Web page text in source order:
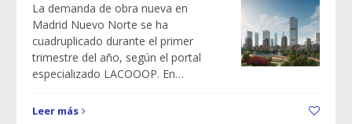
La demanda de obra nueva en
Madrid Nuevo Norte se ha
cuadruplicado durante el primer
trimestre del año, según el portal
especializado LACOOOP. En…
Leer más